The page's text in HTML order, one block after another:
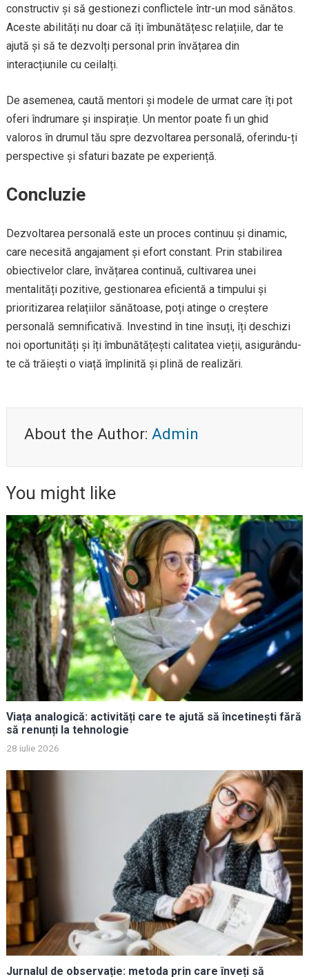
constructiv și să gestionezi conflictele într-un mod sănătos.
Aceste abilități nu doar că îți îmbunătățesc relațiile, dar te
ajută și să te dezvolți personal prin învățarea din
interacțiunile cu ceilalți.
De asemenea, caută mentori și modele de urmat care îți pot
oferi îndrumare și inspirație. Un mentor poate fi un ghid
valoros în drumul tău spre dezvoltarea personală, oferindu-ți
perspective și sfaturi bazate pe experiență.
Concluzie
Dezvoltarea personală este un proces continuu și dinamic,
care necesită angajament și efort constant. Prin stabilirea
obiectivelor clare, învățarea continuă, cultivarea unei
mentalități pozitive, gestionarea eficientă a timpului și
prioritizarea relațiilor sănătoase, poți atinge o creștere
personală semnificativă. Investind în tine însuți, îți deschizi
noi oportunități și îți îmbunătățești calitatea vieții, asigurându-
te că trăiești o viață împlinită și plină de realizări.
About the Author: Admin
You might like
Viața analogică: activități care te ajută să încetinești fără
să renunți la tehnologie
28 iulie 2026
Jurnalul de observație: metoda prin care înveți să